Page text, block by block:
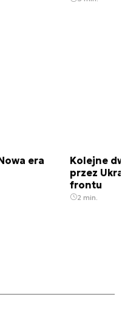
era
Kolejne
przez
frontu
2 min.